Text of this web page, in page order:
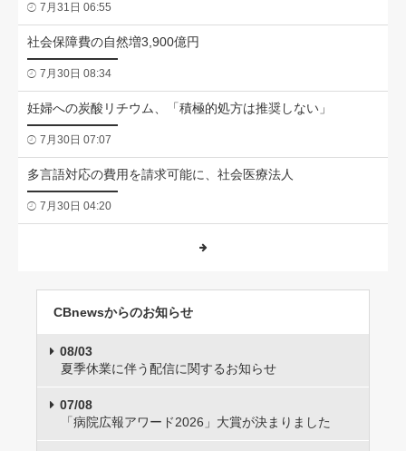
7月31日 06:55
社会保障費の自然増3,900億円
7月30日 08:34
妊婦への炭酸リチウム、「積極的処方は推奨しない」
7月30日 07:07
多言語対応の費用を請求可能に、社会医療法人
7月30日 04:20
CBnewsからのお知らせ
08/03
夏季休業に伴う配信に関するお知らせ
07/08
「病院広報アワード2026」大賞が決まりました